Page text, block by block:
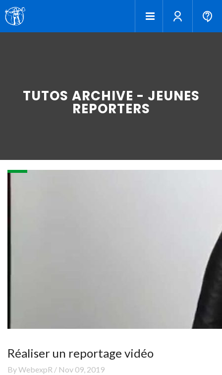
TUTOS ARCHIVE - JEUNES
REPORTERS
Réaliser un reportage vidéo
By WebexpR / Nov 09, 2019